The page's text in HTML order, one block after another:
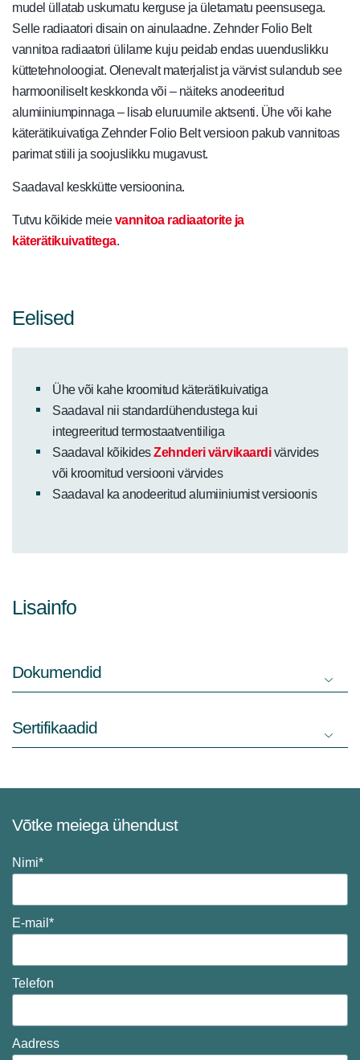
mudel üllatab uskumatu kerguse ja ületamatu peensusega.
Selle radiaatori disain on ainulaadne. Zehnder Folio Belt
vannitoa radiaatori ülilame kuju peidab endas uuenduslikku
küttetehnoloogiat. Olenevalt materjalist ja värvist sulandub see
harmooniliselt keskkonda või – näiteks anodeeritud
alumiiniumpinnaga – lisab eluruumile aktsenti. Ühe või kahe
käterätikuivatiga Zehnder Folio Belt versioon pakub vannitoas
parimat stiili ja soojuslikku mugavust.
Saadaval keskkütte versioonina.
Tutvu kõikide meievannitoa radiaatorite ja
käterätikuivatitega.
Eelised
Ühe või kahe kroomitud käterätikuivatiga
Saadaval nii standardühendustega kui
integreeritud termostaatventiiliga
Saadaval kõikidesZehnderi värvikaardivärvides
või kroomitud versiooni värvides
Saadaval ka anodeeritud alumiiniumist versioonis
Lisainfo
Dokumendid
Sertifikaadid
Võtke meiega ühendust
Nimi*
E-mail*
Telefon
Aadress